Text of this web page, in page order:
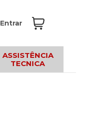
Entrar
ASSISTÊNCIA
TECNICA